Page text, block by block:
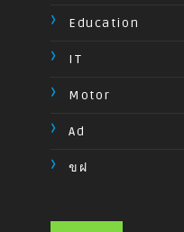
Education
IT
Motor
Ad
ขฝ